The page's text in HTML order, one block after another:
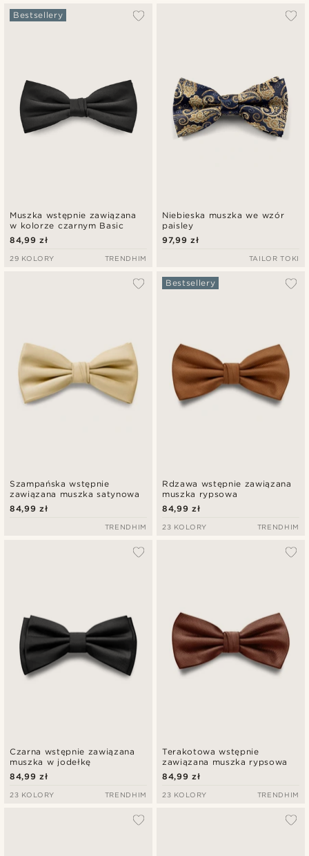
Muszka wstępnie zawiązana
w kolorze czarnym Basic
Bestsellery
84,99 zł
29 KOLORY TRENDHIM
Niebieska muszka we wzór
paisley
97,99 zł
TAILOR TOKI
Szampańska wstępnie
zawiązana muszka satynowa
84,99 zł
TRENDHIM
Rdzawa wstępnie zawiązana
muszka rypsowa
Bestsellery
84,99 zł
23 KOLORY TRENDHIM
Czarna wstępnie zawiązana
muszka w jodełkę
84,99 zł
23 KOLORY TRENDHIM
Terakotowa wstępnie
zawiązana muszka rypsowa
84,99 zł
23 KOLORY TRENDHIM